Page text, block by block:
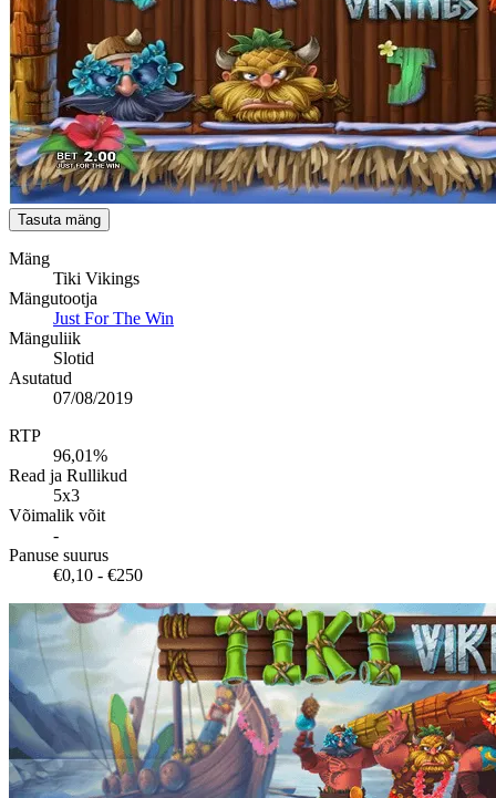
Tasuta mäng
Mäng
Tiki Vikings
Mängutootja
Just For The Win
Mänguliik
Slotid
Asutatud
07/08/2019
RTP
96,01%
Read ja Rullikud
5x3
Võimalik võit
-
Panuse suurus
€0,10 - €250